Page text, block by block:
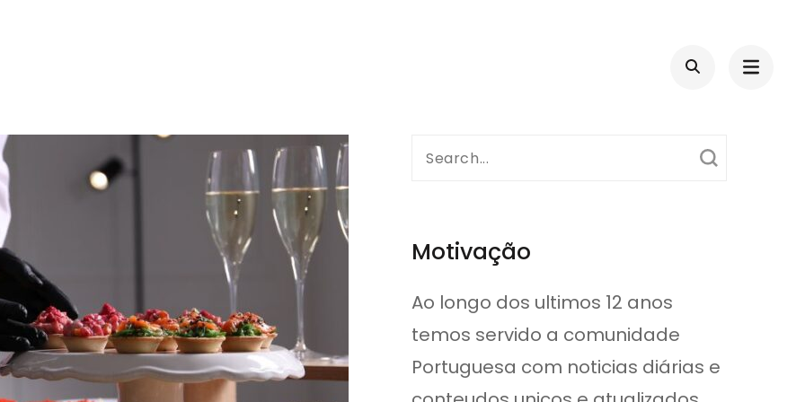
Search
Motivação
Ao longo dos ultimos 12 anos
temos servido a comunidade
Portuguesa com noticias diárias e